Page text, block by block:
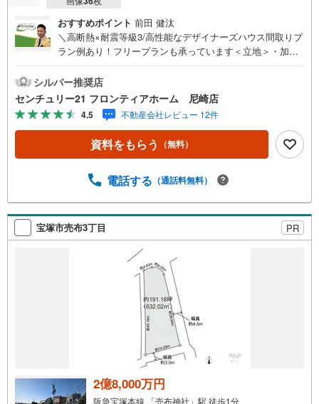
おすすめポイント 前田 健汰
＼高断熱×耐震等級3/高性能なデザイナーズハウス間取りプ
ラン例あり！フリープランも承っています＜立地＞・加茂
ーパー「万代南花屋敷店」まで徒歩約8分・総合病院「九十
九記念病院」まで徒歩約17分・JR福知山線「川西池田駅」
まで徒歩約9分＜特徴＞・3沿線利用可能でアクセスが良好
です。・大型商業施設やスーパー、コンビニなどが近くに
あり、日常の買い物には比較的便利な立地です・周辺には
公園や緑地もあり、散歩や家族で過ごせる場所が点在しま
整備されています。
シルバー推奨店
センチュリー21 フロンティアホーム 尼崎店
4.5 不動産会社レビュー 12件
資料をもらう （無料）
電話する （通話料無料）
宝塚市売布3丁目 PR
2億8,000万円
阪急宝塚本線 「売布神社」駅 徒歩1分